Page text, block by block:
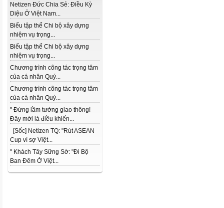
Netizen Đức Chia Sẻ: Điều Kỳ
Diệu Ở Việt Nam...
Biểu tập thể Chi bộ xây dựng
nhiệm vụ trọng...
Biểu tập thể Chi bộ xây dựng
nhiệm vụ trọng...
Chương trình công tác trọng tâm
của cá nhân Quý...
Chương trình công tác trọng tâm
của cá nhân Quý...
" Đừng lầm tưởng giao thông!
Đây mới là điều khiến...
[Sốc] Netizen TQ: "Rút ASEAN
Cup vì sợ Việt...
" Khách Tây Sững Sờ: "Đi Bộ
Ban Đêm Ở Việt...